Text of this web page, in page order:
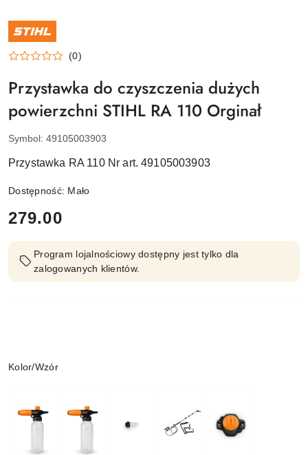
NAZWA
PRODUCENTA:
STIHL
(0)
Przystawka do czyszczenia dużych
powierzchni STIHL RA 110 Orginał
Symbol: 49105003903
Przystawka RA 110 Nr art. 49105003903
Dostępność: Mało
cena:
279.00
Program lojalnościowy dostępny jest tylko dla
zalogowanych klientów.
Wariant
Kolor/Wzór